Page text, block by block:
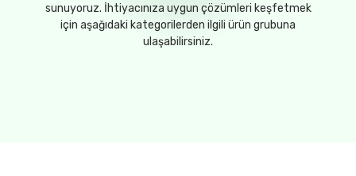
sunuyoruz. İhtiyacınıza uygun çözümleri keşfetmek
için aşağıdaki kategorilerden ilgili ürün grubuna
ulaşabilirsiniz.